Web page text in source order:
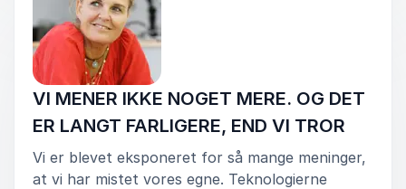
Thomas Overgaard
Alexandra Krautwald
VI MENER IKKE NOGET MERE. OG DET
ER LANGT FARLIGERE, END VI TROR
Vi er blevet eksponeret for så mange meninger,
at vi har mistet vores egne. Teknologierne